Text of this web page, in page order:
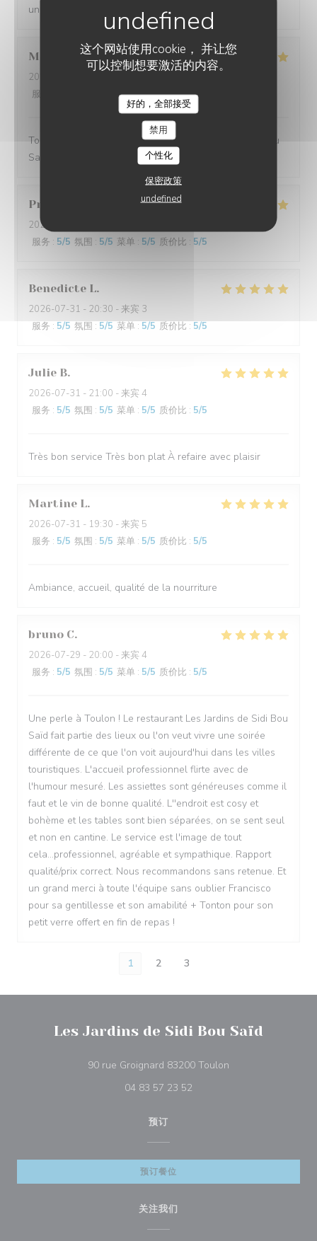
这个网站使用cookie， 并让您
可以控制想要激活的内容。
好的，全部接受
禁用
个性化
保密政策
undefined
un tres bel endroit en nous régalant !!!
Melanie V
2026-08-01
服务
菜单:5/5 质价比:5
Toujours un plaisir de venir dîner aux jardins de sidi Bou
Said… c’est la maison 💜
Priscillia
2026-07-31
服务 : 5/5 氛围 : 5/5 菜单 : 5/5 质价比 : 5/5
Benedicte L
2026-07-31 - 20:30 - 来宾 3
服务 : 5/5 氛围 : 5/5 菜单 : 5/5 质价比 : 5/5
Julie B
2026-07-31 - 21:00 - 来宾 4
服务 : 5/5 氛围 : 5/5 菜单 : 5/5 质价比 : 5/5
Très bon service Très bon plat À refaire avec plaisir
Martine L
2026-07-31 - 19:30 - 来宾 5
服务 : 5/5 氛围 : 5/5 菜单 : 5/5 质价比 : 5/5
Ambiance, accueil, qualité de la nourriture
bruno C
2026-07-29 - 20:00 - 来宾 4
服务 : 5/5 氛围 : 5/5 菜单 : 5/5 质价比 : 5/5
Une perle à Toulon ! Le restaurant Les Jardins de Sidi Bou
Saïd fait partie des lieux ou l'on veut vivre une soirée
différente de ce que l'on voit aujourd'hui dans les villes
touristiques. L'accueil professionnel flirte avec de
l'humour mesuré. Les assiettes sont généreuses comme il
faut et le vin de bonne qualité. L''endroit est cosy et
bohème et les tables sont bien séparées, on se sent seul
et non en cantine. Le service est l'image de tout
cela...professionnel, agréable et sympathique. Rapport
qualité/prix correct. Nous recommandons sans retenue. Et
un grand merci à toute l'équipe sans oublier Francisco
pour sa gentillesse et son amabilité + Tonton pour son
petit verre offert en fin de repas !
1 2 3
Les Jardins de Sidi Bou Saïd
90 rue Groignard 83200 Toulon
04 83 57 23 52
预订
预订餐位
关注我们
LES JARDINS DE SIDI BOU SAÏD